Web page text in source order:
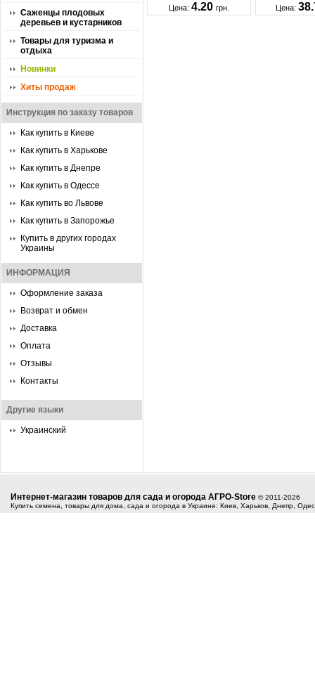
Саженцы плодовых
деревьев и кустарников
Товары для туризма и
отдыха
Новинки
Хиты продаж
Инструкция по заказу товаров
Как купить в Киеве
Как купить в Харькове
Как купить в Днепре
Как купить в Одессе
Как купить во Львове
Как купить в Запорожье
Купить в других городах
Украины
ИНФОРМАЦИЯ
Оформление заказа
Возврат и обмен
Доставка
Оплата
Отзывы
Контакты
Другие языки
Украинский
Цена: 4.20 грн. Цена:
Интернет-магазин товаров для сада и огорода АГРО-Store © 2011-2026
Купить семена, товары для дома, сада и огорода в Украине: Киев, Харьков, Днепр,